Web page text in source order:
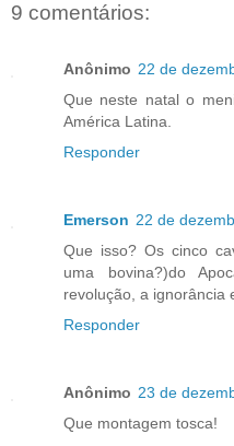
9 comentários:
Anônimo 22 de
Que neste natal o
América Latina.
Responder
Emerson 22 de
Que isso? Os cinco
uma bovina?)do
revolução, a ignorância
Responder
Anônimo 23 de
Que montagem tosca!